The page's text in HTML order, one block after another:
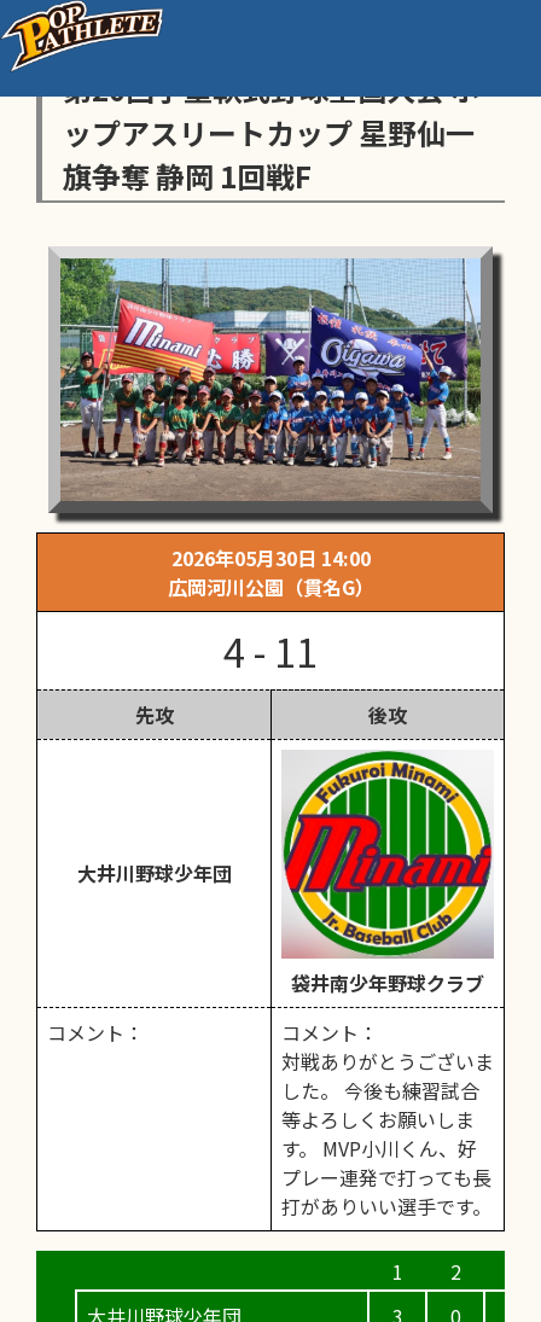
センス・トラストトーナメント
第20回学童軟式野球全国大会 ポ
ップアスリートカップ 星野仙一
旗争奪 静岡 1回戦F
2026年05月30日 14:00
広岡河川公園（貫名G）
4 - 11
先攻 後攻
大井川野球少年団
袋井南少年野球クラブ
コメント：
コメント：
対戦ありがとうございま
した。 今後も練習試合
等よろしくお願いしま
す。 MVP小川くん、好
プレー連発で打っても長
打がありいい選手です。
大井川野球少年団
3
0